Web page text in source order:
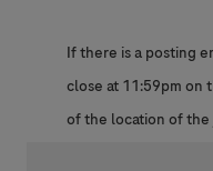
If there is a posting
close at 11:59pm on
of the location of the